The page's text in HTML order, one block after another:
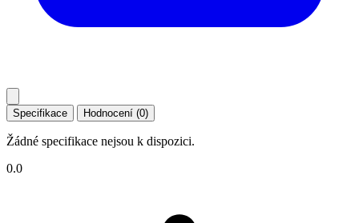
Specifikace Hodnocení (0)
Žádné specifikace nejsou k dispozici.
0.0